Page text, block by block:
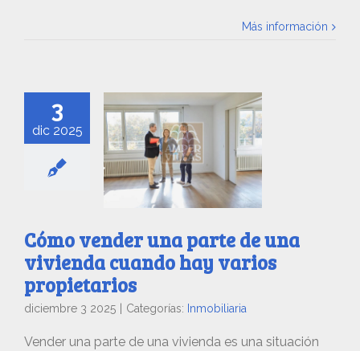
Más información
3
dic 2025
Cómo vender una parte de una
vivienda cuando hay varios
propietarios
diciembre 3 2025 Categorías: Inmobiliaria
Vender una parte de una vivienda es una situación